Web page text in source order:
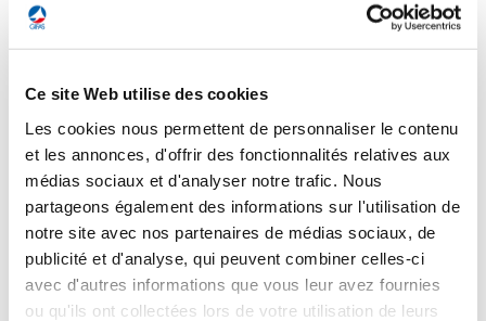
Ce site Web utilise des cookies
Les cookies nous permettent de personnaliser le contenu
et les annonces, d'offrir des fonctionnalités relatives aux
médias sociaux et d'analyser notre trafic. Nous
partageons également des informations sur l'utilisation de
notre site avec nos partenaires de médias sociaux, de
publicité et d'analyse, qui peuvent combiner celles-ci
avec d'autres informations que vous leur avez fournies
ou qu'ils ont collectées lors de votre utilisation de leurs
ESPACE
SpaceX remporte un contrat de 4,16 Md$ pour
fournir des satellites de suivi d’aéronefs
Le 29 mai 2026, l’US Space Force a octroyé un contrat de
4,16 milliards de dollars à SpaceX pour disposer d’une
constellation de satellites de suivi d’aéronefs de tu (avions,
missiles, drones). Le nom du programme est AMTI, pour Air
Moving Target Indicator. Le nombre de satellites n’est pas